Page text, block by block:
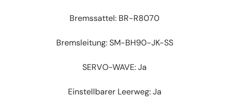
Bremssattel: BR-R8070
Bremsleitung: SM-BH90-JK-SS
SERVO-WAVE: Ja
Einstellbarer Leerweg: Ja